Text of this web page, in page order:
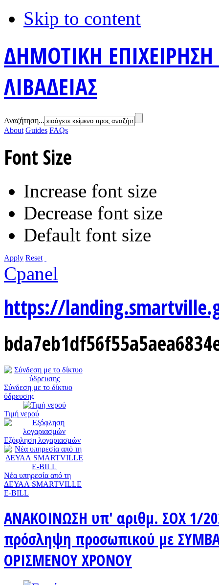
Skip to content
ΔΗΜΟΤΙΚΗ
ΛΙΒΑΔΕΙΑΣ
Αναζήτηση...
About Guides FAQs
Font Size
Increase font size
Decrease font size
Default font size
Apply Reset
Cpanel
https://
Σύνδεση με το δίκτυο
ύδρευσης
Τιμή νερού
Εξόφληση λογαριασμών
Nέα υπηρεσία από τη
ΔΕΥΑΛ SMARTVILLE
E-BILL
ΑΝΑΚΟΙΝΩΣΗ υπ' αριθμ. ΣΟΧ 1/
πρόσληψη προσωπικού με
ΟΡΙΣΜΕΝΟΥ ΧΡΟΝΟΥ